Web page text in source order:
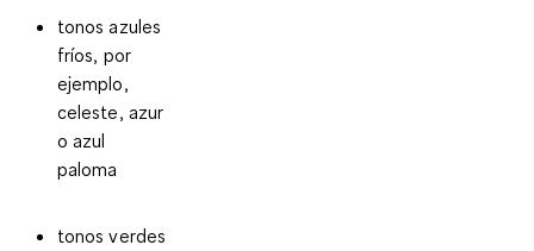
tonos azules
fríos, por
ejemplo,
celeste, azur
o azul
paloma
tonos verdes